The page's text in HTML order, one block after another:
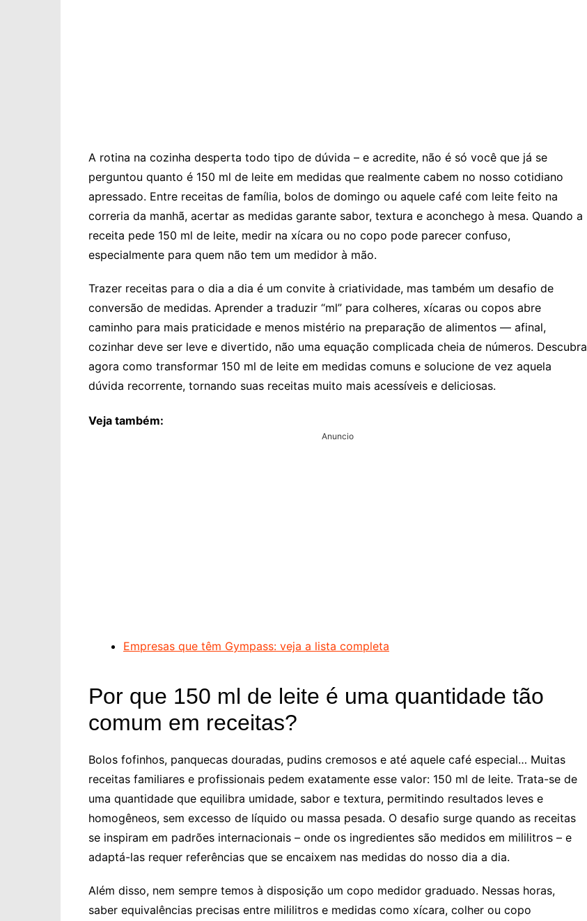
A rotina na cozinha desperta todo tipo de dúvida – e acredite, não é só você que já se
perguntou quanto é 150 ml de leite em medidas que realmente cabem no nosso cotidiano
apressado. Entre receitas de família, bolos de domingo ou aquele café com leite feito na
correria da manhã, acertar as medidas garante sabor, textura e aconchego à mesa. Quando a
receita pede 150 ml de leite, medir na xícara ou no copo pode parecer confuso,
especialmente para quem não tem um medidor à mão.
Trazer receitas para o dia a dia é um convite à criatividade, mas também um desafio de
conversão de medidas. Aprender a traduzir “ml” para colheres, xícaras ou copos abre
caminho para mais praticidade e menos mistério na preparação de alimentos — afinal,
cozinhar deve ser leve e divertido, não uma equação complicada cheia de números. Descubra
agora como transformar 150 ml de leite em medidas comuns e solucione de vez aquela
dúvida recorrente, tornando suas receitas muito mais acessíveis e deliciosas.
Veja também:
Anuncio
Empresas que têm Gympass: veja a lista completa
Por que 150 ml de leite é uma quantidade tão
comum em receitas?
Bolos fofinhos, panquecas douradas, pudins cremosos e até aquele café especial… Muitas
receitas familiares e profissionais pedem exatamente esse valor: 150 ml de leite. Trata-se de
uma quantidade que equilibra umidade, sabor e textura, permitindo resultados leves e
homogêneos, sem excesso de líquido ou massa pesada. O desafio surge quando as receitas
se inspiram em padrões internacionais – onde os ingredientes são medidos em mililitros – e
adaptá-las requer referências que se encaixem nas medidas do nosso dia a dia.
Além disso, nem sempre temos à disposição um copo medidor graduado. Nessas horas,
saber equivalências precisas entre mililitros e medidas como xícara, colher ou copo